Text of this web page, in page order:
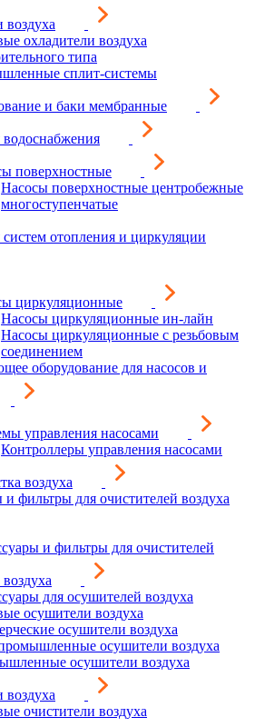
воздуха
охладители воздуха
типа
сплит-системы
и баки мембранные
поверхностные
Насосы поверхностные центробежные
многоступенчатые
отопления и циркуляции
циркуляционные
Насосы циркуляционные ин-лайн
Насосы циркуляционные с резьбовым
соединением
оборудование для насосов и
управления насосами
Контроллеры управления насосами
воздуха
и фильтры для очистителей воздуха
и фильтры для очистителей
для осушителей воздуха
осушители воздуха
осушители воздуха
осушители воздуха
осушители воздуха
воздуха
очистители воздуха